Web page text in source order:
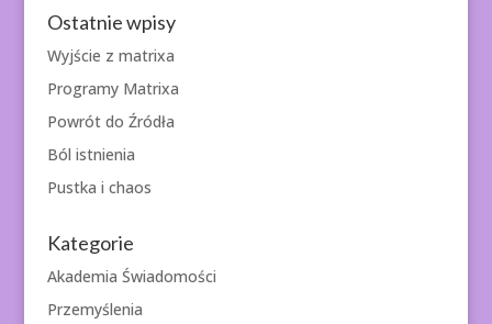
Ostatnie wpisy
Wyjście z matrixa
Programy Matrixa
Powrót do Źródła
Ból istnienia
Pustka i chaos
Kategorie
Akademia Świadomości
Przemyślenia